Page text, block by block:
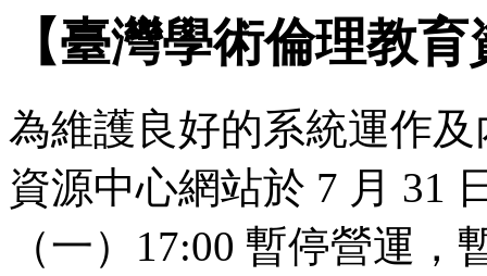
【臺灣學術倫理教
為維護良好的系統運作
資源中心網站於 7 月 31
（一）17:00 暫停營運